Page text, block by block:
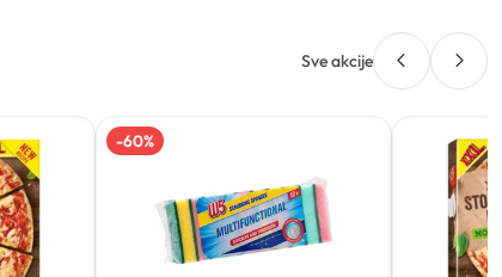
Sve akcije
-60%